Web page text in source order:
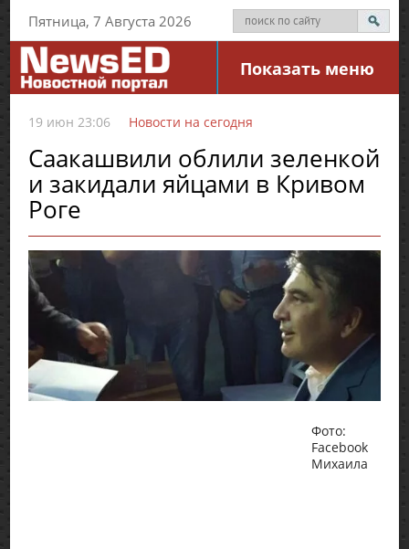
Пятница, 7 Августа 2026
Показать меню
19 июн 23:06 Новости на сегодня
Саакашвили облили зеленкой
и закидали яйцами в Кривом
Роге
Фото:
Facebook
Михаила